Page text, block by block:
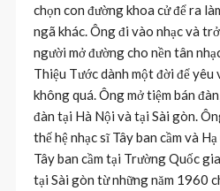
chọn con đường khoa cử để ra
ngã khác. Ông đi vào nhạc và
người mở đường cho nền tân
Thiệu Tước dành một đời để yêu
không quá. Ông mở tiệm bán
đàn tại Hà Nội và tại Sài gòn.
thế hệ nhạc sĩ Tây ban cầm và
Tây ban cầm tại Trường Quốc
tại Sài gòn từ những năm 1960